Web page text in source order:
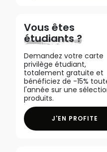
Vous êtes
étudiants ?
Demandez votre carte
privilège étudiant,
totalement gratuite et
bénéficiez de -15%
l'année sur une
produits.
J'EN PROFITE